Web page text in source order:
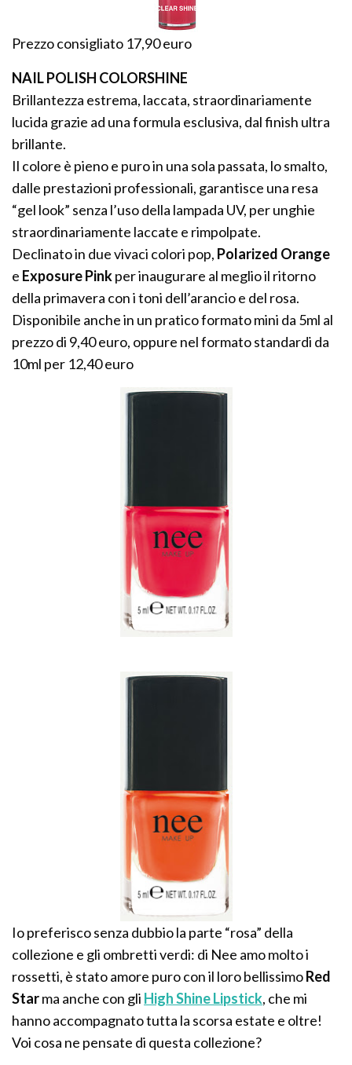
Prezzo consigliato 17,90 euro
NAIL POLISH COLORSHINE
Brillantezza estrema, laccata, straordinariamente
lucida grazie ad una formula esclusiva, dal finish ultra
brillante.
Il colore è pieno e puro in una sola passata, lo smalto,
dalle prestazioni professionali, garantisce una resa
“gel look” senza l’uso della lampada UV, per unghie
straordinariamente laccate e rimpolpate.
Declinato in due vivaci colori pop, Polarized Orange
e Exposure Pinkper inaugurare al meglio il ritorno
della primavera con i toni dell’arancio e del rosa.
Disponibile anche in un pratico formato mini da 5ml al
prezzo di 9,40 euro, oppure nel formato standardi da
10ml per 12,40 euro
Io preferisco senza dubbio la parte “rosa” della
collezione e gli ombretti verdi: di Nee amo molto i
rossetti, è stato amore puro con il loro bellissimoRed
Starma anche con gli High Shine Lipstick, che mi
hanno accompagnato tutta la scorsa estate e oltre!
Voi cosa ne pensate di questa collezione?